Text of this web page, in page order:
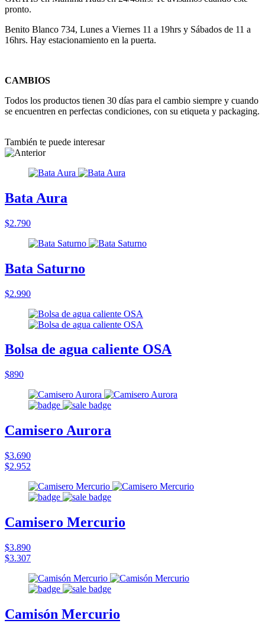
pronto.
Benito Blanco 734, Lunes a Viernes 11 a 19hrs y Sábados de 11 a
16hrs. Hay estacionamiento en la puerta.
CAMBIOS
Todos los productos tienen 30 días para el cambio siempre y cuando
se encuentren en perfectas condiciones, con su etiqueta y packaging.
También te puede interesar
Bata Aura
$2.790
Bata Saturno
$2.990
Bolsa de agua caliente OSA
$890
Camisero Aurora
$3.690
$2.952
Camisero Mercurio
$3.890
$3.307
Camisón Mercurio